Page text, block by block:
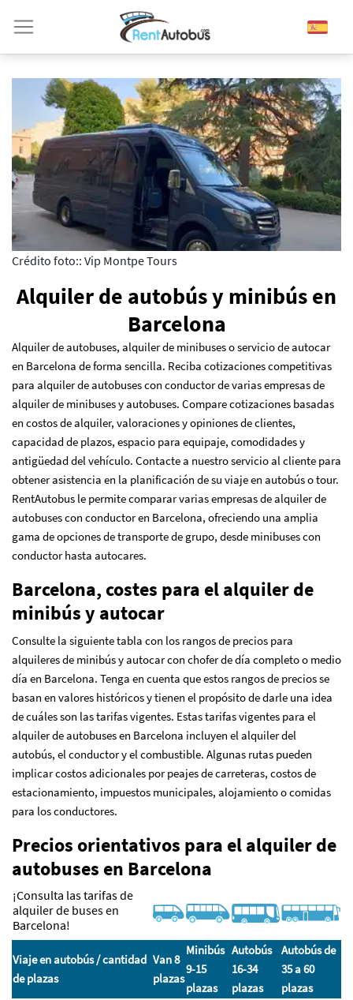
Crédito foto:: Vip Montpe Tours
Alquiler de autobús y minibús en
Barcelona
Alquiler de autobuses, alquiler de minibuses o servicio de autocar
en Barcelona de forma sencilla. Reciba cotizaciones competitivas
para alquiler de autobuses con conductor de varias empresas de
alquiler de minibuses y autobuses. Compare cotizaciones basadas
en costos de alquiler, valoraciones y opiniones de clientes,
capacidad de plazos, espacio para equipaje, comodidades y
antigüedad del vehículo. Contacte a nuestro servicio al cliente para
obtener asistencia en la planificación de su viaje en autobús o tour.
RentAutobus le permite comparar varias empresas de alquiler de
autobuses con conductor en Barcelona, ofreciendo una amplia
gama de opciones de transporte de grupo, desde minibuses con
conductor hasta autocares.
Barcelona, costes para el alquiler de
minibús y autocar
Consulte la siguiente tabla con los rangos de precios para
alquileres de minibús y autocar con chofer de día completo o medio
día en Barcelona. Tenga en cuenta que estos rangos de precios se
basan en valores históricos y tienen el propósito de darle una idea
de cuáles son las tarifas vigentes. Estas tarifas vigentes para el
alquiler de autobuses en Barcelona incluyen el alquiler del
autobús, el conductor y el combustible. Algunas rutas pueden
implicar costos adicionales por peajes de carreteras, costos de
estacionamiento, impuestos municipales, alojamiento o comidas
para los conductores.
Precios orientativos para el alquiler de
autobuses en Barcelona
¡Consulta las tarifas de
alquiler de buses en
Barcelona!
Viaje en autobús / cantidad
de plazas
Van 8
plazas
Minibús
9-15
plazas
Autobús
16-34
plazas
Autobús de
35 a 60
plazas